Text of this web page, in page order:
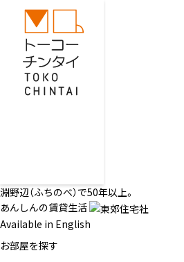
淵野辺（ふちのべ）で50年以上。
あんしんの賃貸生活
Available in English
お部屋を探す